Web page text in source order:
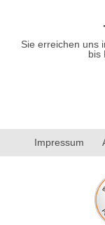
Sie erreichen uns
bis
Impressum